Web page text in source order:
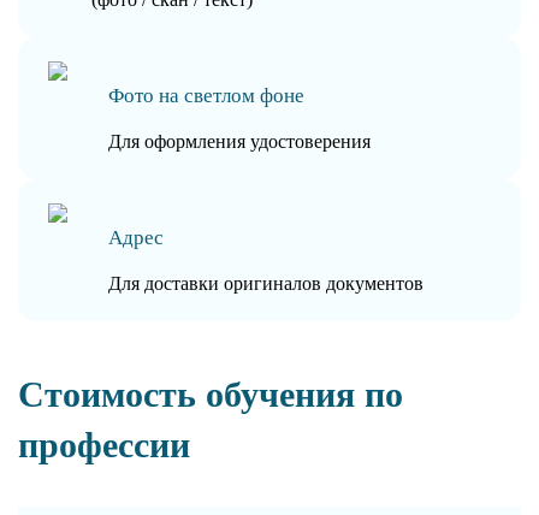
Фото на светлом фоне
Для оформления удостоверения
Адрес
Для доставки оригиналов документов
Стоимость обучения по
профессии